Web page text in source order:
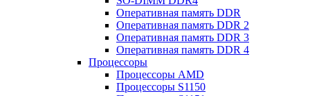
Оперативная память DDR
Оперативная память DDR 2
Оперативная память DDR 3
Оперативная память DDR 4
Процессоры
Процессоры AMD
Процессоры S1150